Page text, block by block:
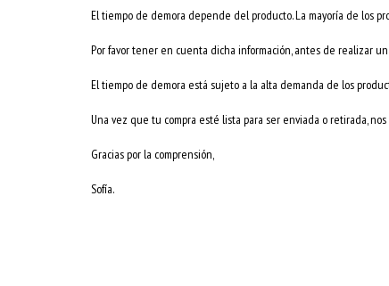
El tiempo de demora depende del producto. La mayoría de los
Por favor tener en cuenta dicha información, antes de realizar
El tiempo de demora está sujeto a la alta demanda de los
Una vez que tu compra esté lista para ser enviada o retirada,
Gracias por la comprensión,
Sofía.